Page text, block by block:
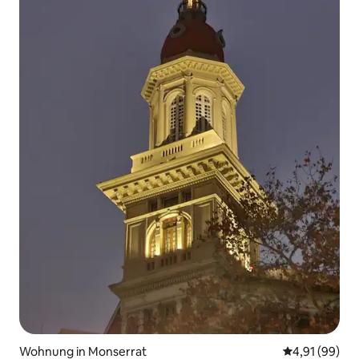
Wohnung in Monserrat 4,91 (99)